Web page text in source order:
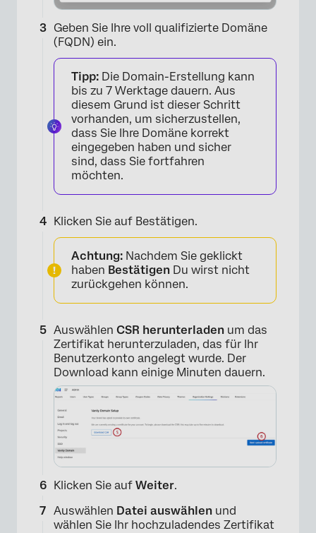
Geben Sie Ihre voll qualifizierte Domäne
(FQDN) ein.
Tipp: Die Domain-Erstellung kann
bis zu 7 Werktage dauern. Aus
diesem Grund ist dieser Schritt
vorhanden, um sicherzustellen,
dass Sie Ihre Domäne korrekt
eingegeben haben und sicher
sind, dass Sie fortfahren
möchten.
Klicken Sie auf Bestätigen.
Achtung: Nachdem Sie geklickt
haben Bestätigen Du wirst nicht
zurückgehen können.
Auswählen CSR herunterladen um das
Zertifikat herunterzuladen, das für Ihr
Benutzerkonto angelegt wurde. Der
Download kann einige Minuten dauern.
Klicken Sie auf Weiter.
Auswählen Datei auswählen und
wählen Sie Ihr hochzuladendes Zertifikat